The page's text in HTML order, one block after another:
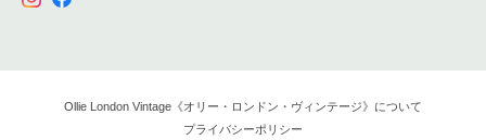
Ollie London Vintage《オリー・ロンドン・ヴィンテージ》について
プライバシーポリシー